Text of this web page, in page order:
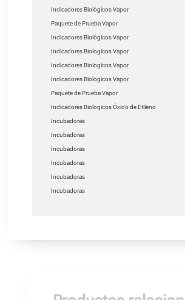
Indicadores Biológicos Vapor
Paquete de Prueba Vapor
Indicadores Biológicos Vapor
Indicadores Biologicos Vapor
Indicadores Biologicos Vapor
Indicadores Biologicos Vapor
Paquete de Prueba Vapor
Indicadores Biologicos Óxido de Etileno
Incubadoras
Incubadoras
Incubadoras
Incubadoras
Incubadoras
Incubadoras